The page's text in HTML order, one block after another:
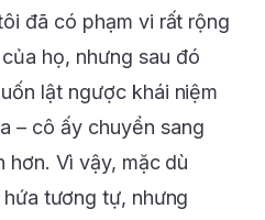
đã có phạm vi rất rộng
họ, nhưng sau đó
lật ngược khái niệm
– cô ấy chuyển sang
hơn. Vì vậy, mặc dù
tương tự, nhưng